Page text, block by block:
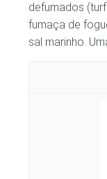
defumados
fumaça de
sal marinho.